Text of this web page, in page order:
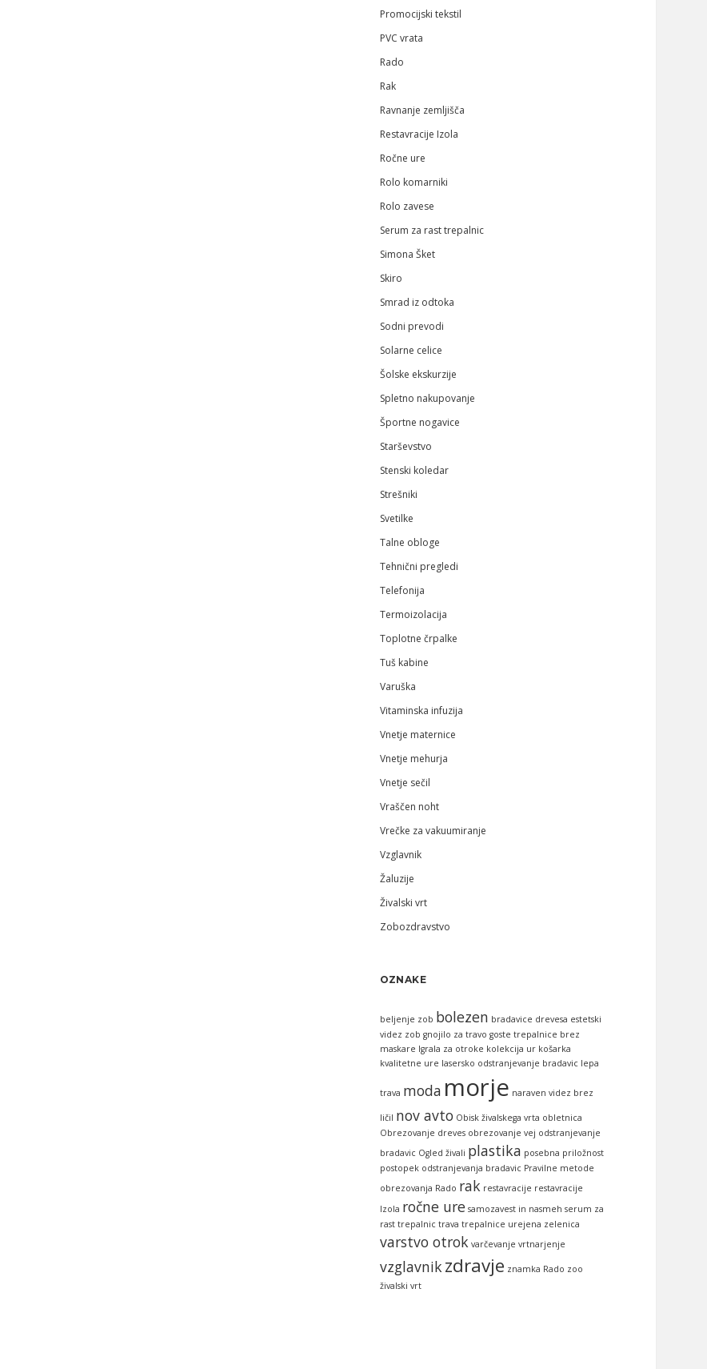
Promocijski tekstil
PVC vrata
Rado
Rak
Ravnanje zemljišča
Restavracije Izola
Ročne ure
Rolo komarniki
Rolo zavese
Serum za rast trepalnic
Simona Šket
Skiro
Smrad iz odtoka
Sodni prevodi
Solarne celice
Šolske ekskurzije
Spletno nakupovanje
Športne nogavice
Starševstvo
Stenski koledar
Strešniki
Svetilke
Talne obloge
Tehnični pregledi
Telefonija
Termoizolacija
Toplotne črpalke
Tuš kabine
Varuška
Vitaminska infuzija
Vnetje maternice
Vnetje mehurja
Vnetje sečil
Vraščen noht
Vrečke za vakuumiranje
Vzglavnik
Žaluzije
Živalski vrt
Zobozdravstvo
OZNAKE
beljenje zob bolezen bradavice drevesa estetski
videz zob gnojilo za travo goste trepalnice brez
maskare Igrala za otroke kolekcija ur košarka
kvalitetne ure lasersko odstranjevanje bradavic lepa
trava moda morje naraven videz brez
ličil nov avto Obisk živalskega vrta obletnica
Obrezovanje dreves obrezovanje vej odstranjevanje
bradavic Ogled živali plastika posebna priložnost
postopek odstranjevanja bradavic Pravilne metode
obrezovanja Rado rak restavracije restavracije
Izola ročne ure samozavest in nasmeh serum za
rast trepalnic trava trepalnice urejena zelenica
varstvo otrok varčevanje vrtnarjenje
vzglavnikzdravje znamka Rado zoo
živalski vrt